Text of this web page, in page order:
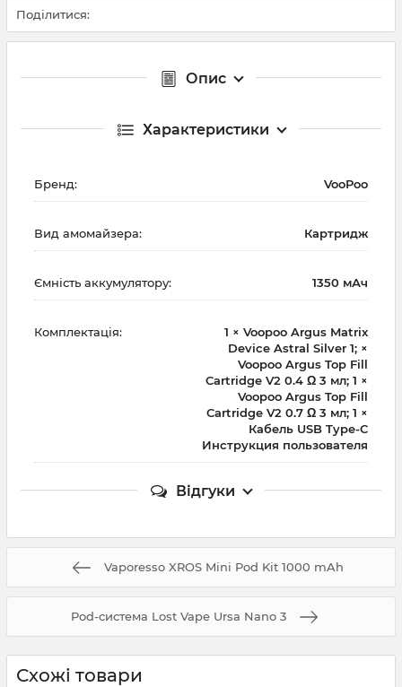
Поділитися:
Опис
Характеристики
Бренд: VooPoo
Вид амомайзера: Картридж
Ємність аккумулятору: 1350 мАч
Комплектація:
1 × Voopoo Argus Matrix
Device Astral Silver 1; ×
Voopoo Argus Top Fill
Cartridge V2 0.4 Ω 3 мл; 1 ×
Voopoo Argus Top Fill
Cartridge V2 0.7 Ω 3 мл; 1 ×
Кабель USB Type-C
Инструкция пользователя
Відгуки
Vaporesso XROS Mini Pod Kit 1000 mAh
Pod-система Lost Vape Ursa Nano 3
Схожі товари